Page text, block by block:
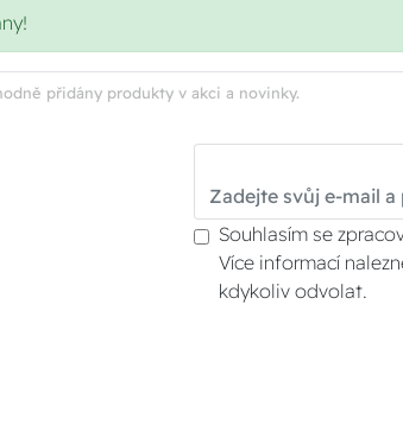
přidány produkty v akci a novinky.
Souhlasím se
Více informací
kdykoliv odvolat.